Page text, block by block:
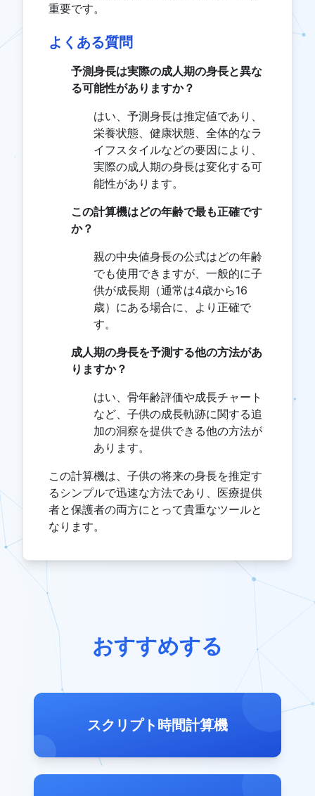
重要です。
よくある質問
予測身長は実際の成人期の身長と異な
る可能性がありますか？
はい、予測身長は推定値であり、
栄養状態、健康状態、全体的なラ
イフスタイルなどの要因により、
実際の成人期の身長は変化する可
能性があります。
この計算機はどの年齢で最も正確です
か？
親の中央値身長の公式はどの年齢
でも使用できますが、一般的に子
供が成長期（通常は4歳から16
歳）にある場合に、より正確で
す。
成人期の身長を予測する他の方法があ
りますか？
はい、骨年齢評価や成長チャート
など、子供の成長軌跡に関する追
加の洞察を提供できる他の方法が
あります。
この計算機は、子供の将来の身長を推定す
るシンプルで迅速な方法であり、医療提供
者と保護者の両方にとって貴重なツールと
なります。
おすすめする
スクリプト時間計算機